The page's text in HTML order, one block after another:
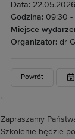
Data:22.05.2026
Godzina:09:30 -
Miejsce
Organizator:dr
Powrót
Zapraszamy
Szkolenie będzie